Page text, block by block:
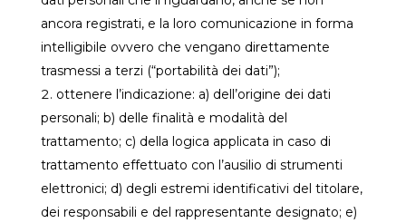
ancora registrati, e la loro comunicazione in forma
intelligibile ovvero che vengano direttamente
trasmessi a terzi (“portabilità dei dati”);
ottenere l’indicazione: a) dell’origine dei dati
personali; b) delle finalità e modalità del
trattamento; c) della logica applicata in caso di
trattamento effettuato con l’ausilio di strumenti
elettronici; d) degli estremi identificativi del titolare,
dei responsabili e del rappresentante designato; e)